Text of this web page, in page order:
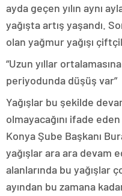
ayda geçen yılın aynı
yağışta artış yaşandı.
olan yağmur yağışı
“Uzun yıllar
periyodunda düşüş var”
Yağışlar bu şekilde
olmayacağını ifade
Konya Şube Başkanı
yağışlar ara ara devam
alanlarında bu yağışlar
ayından bu zamana